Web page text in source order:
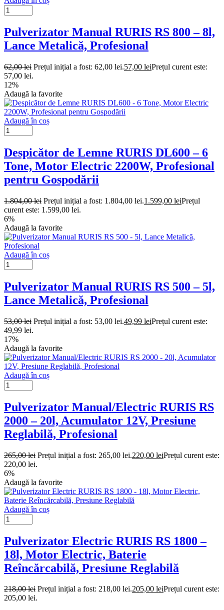
Pulverizator Manual RURIS RS 800 – 8l,
Lance Metalică, Profesional
62,00lei Prețul inițial a fost: 62,00 lei.57,00 leiPrețul curent este:
57,00 lei.
12%
Adaugă la favorite
Adaugă în coș
Despicător de Lemne RURIS DL600 – 6
Tone, Motor Electric 2200W, Profesional
pentru Gospodării
1.804,00lei Prețul inițial a fost: 1.804,00 lei.1.599,00 leiPrețul
curent este: 1.599,00 lei.
6%
Adaugă la favorite
Adaugă în coș
Pulverizator Manual RURIS RS 500 – 5l,
Lance Metalică, Profesional
53,00lei Prețul inițial a fost: 53,00 lei.49,99 leiPrețul curent este:
49,99 lei.
17%
Adaugă la favorite
Adaugă în coș
Pulverizator Manual/Electric RURIS RS
2000 – 20l, Acumulator 12V, Presiune
Reglabilă, Profesional
265,00lei Prețul inițial a fost: 265,00 lei.220,00 leiPrețul curent este:
220,00 lei.
6%
Adaugă la favorite
Adaugă în coș
Pulverizator Electric RURIS RS 1800 –
18l, Motor Electric, Baterie
Reîncărcabilă, Presiune Reglabilă
218,00lei Prețul inițial a fost: 218,00 lei.205,00 leiPrețul curent este:
205,00 lei.